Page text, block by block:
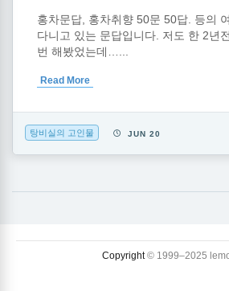
홍차문답, 홍차취향 50문 50답. 등의
다니고 있는 문답입니다. 저도 한 2년
번 해봤었는데…...
Read More
탕비실의 고인물 JUN 20
Copyright© 1999–2025